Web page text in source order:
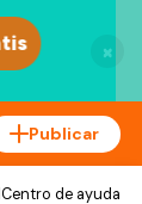
×
Publicar
Centro de ayuda